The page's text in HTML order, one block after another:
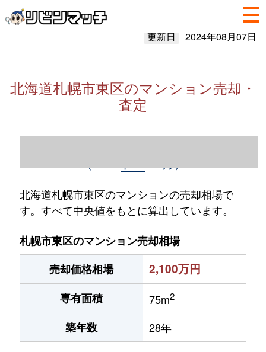
更新日 2024年08月07日
北海道札幌市東区のマンション売却・
査定
北海道札幌市東区のマンションの売却相場で
す。すべて中央値をもとに算出しています。
札幌市東区のマンション売却相場
売却価格相場
2,100万円
専有面積 75m2
築年数 28年